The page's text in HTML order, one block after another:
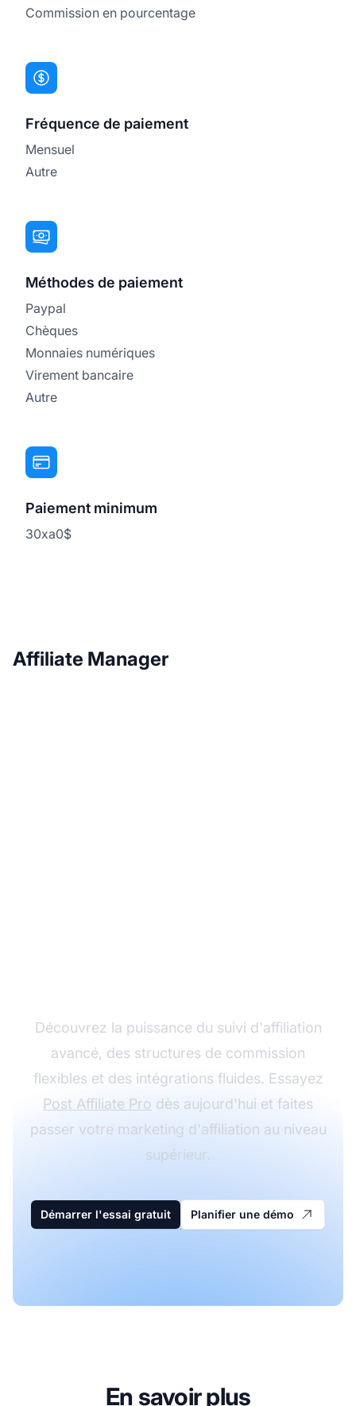
Commission en pourcentage
Fréquence de paiement
Mensuel
Autre
Méthodes de paiement
Paypal
Chèques
Monnaies numériques
Virement bancaire
Autre
Paiement minimum
30xa0$
Affiliate Manager
Découvrez la puissance du suivi d'affiliation
avancé, des structures de commission
flexibles et des intégrations fluides. Essayez
Post Affiliate Pro dès aujourd'hui et faites
passer votre marketing d'affiliation au niveau
supérieur.
Démarrer l'essai gratuit Planifier une démo
En savoir plus